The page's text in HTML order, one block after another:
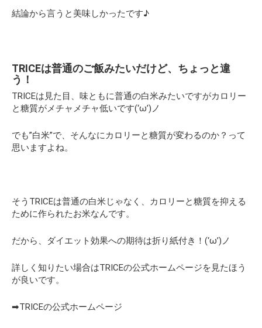
結論から言うと美味しかったです♪
TRICEは普通のご飯みたいだけど、ちょっと違
う！
TRICEは見た目、味ともに普通の白米みたいですがカロリー
と糖質がメチャメチャ低いです(‘ω’)ノ
でも”白米”で、そんなにカロリーと糖質が変わるのか？って
思いますよね。
そうTRICEは普通の白米じゃなく、カロリーと糖質を抑える
ために作られたお米なんです。
だから、ダイエット効果への期待は折り紙付き！(‘ω’)ノ
詳しく知りたい場合はTRICEの公式ホームページを見たほう
が良いです。
➡TRICEの公式ホームページ